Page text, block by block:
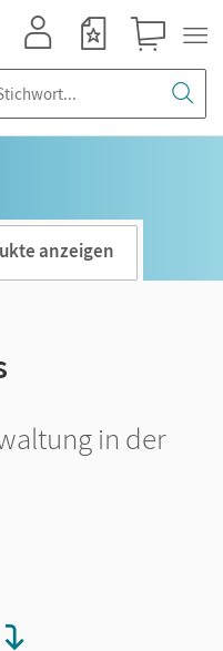
anzeigen
in der